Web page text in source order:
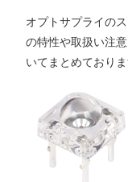
オプトサプライの
の特性や取扱い注
いてまとめておりま